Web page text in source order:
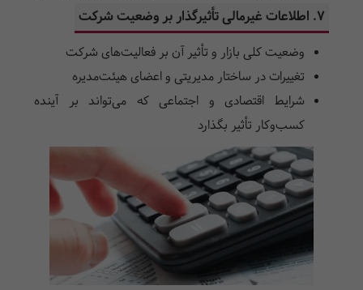
7. اطلاعات غیرمالی تأثیرگذار بر وضعیت شرکت
وضعیت کلی بازار و تأثیر آن بر فعالیت‌های شرکت
تغییرات در ساختار مدیریتی و اعضای هیئت‌مدیره
شرایط اقتصادی و اجتماعی که می‌تواند بر آینده
کسب‌وکار تأثیر بگذارد